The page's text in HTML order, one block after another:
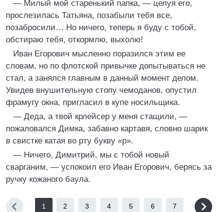
— Милый мой старенький папка, — целуя его,
прослезилась Татьяна, позабыли тебя все,
позабросили… Но ничего, теперь я буду с тобой,
обстираю тебя, откормлю, выхолю!
Иван Егорович мысленно поразился этим ее
словам, но по флотской привычке допытываться не
стал, а занялся главным в данный момент делом.
Увидев внушительную стопу чемоданов, опустил
фрамугу окна, пригласил в купе носильщика.
— Деда, а твой крлейсер у меня стащили, —
пожаловался Димка, забавно картавя, словно шарик
в свистке катая во рту букву «р».
— Ничего, Димитрий, мы с тобой новый
сварганим, — успокоил его Иван Егорович, берясь за
ручку кожаного баула.
1 2 3 4 5 6 7